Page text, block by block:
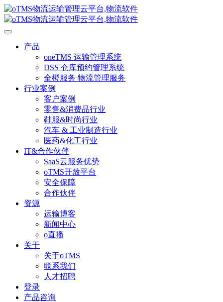
产品
oneTMS 运输管理系统
DSS 仓库预约管理系统
全橙服务 物流管理服务
行业案例
客户案例
零售&消费品行业
鞋服&时尚行业
汽车 & 工业制造行业
医药&化工行业
IT&合作伙伴
SaaS云服务优势
oTMS开放平台
安全保障
合作伙伴
资源
运输博客
新闻中心
o直播
关于
关于oTMS
联系我们
人才招聘
登录
产品咨询